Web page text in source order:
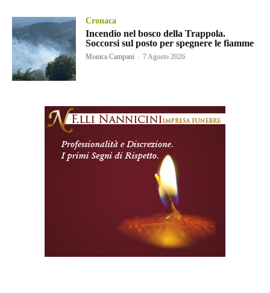
Cronaca
Incendio nel bosco della Trappola.
Soccorsi sul posto per spegnere le fiamme
Monica Campani - 7 Agosto 2026